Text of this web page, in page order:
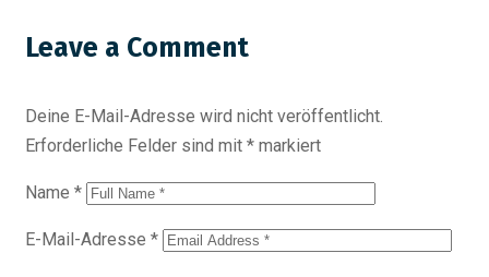
Leave a Comment
Deine E-Mail-Adresse wird nicht veröffentlicht.
Erforderliche Felder sind mit * markiert
Name *
E-Mail-Adresse *